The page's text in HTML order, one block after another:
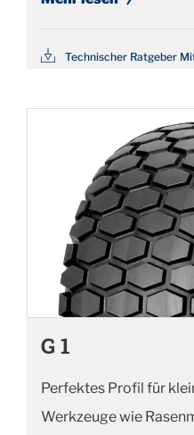
Technischer Ratgeber
G 1
Perfektes Profil für
Werkzeuge wie